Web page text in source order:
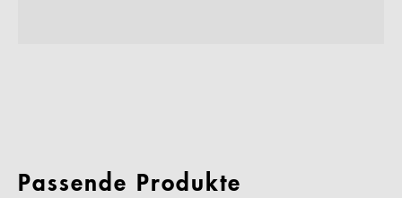
Passende Produkte